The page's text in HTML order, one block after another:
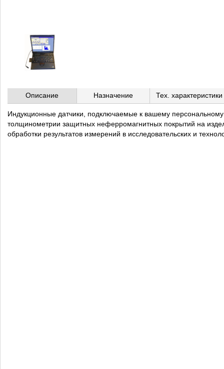
Описание Назначение Тех. характеристики
Индукционные датчики, подключаемые к вашему
толщинометрии защитных неферромагнитных покрытий на
обработки результатов измерений в исследовательских и